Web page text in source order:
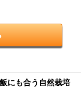
にも合う自然栽培